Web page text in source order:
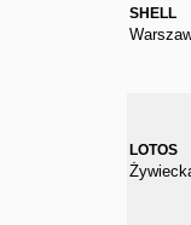
SHELL
LOTOS